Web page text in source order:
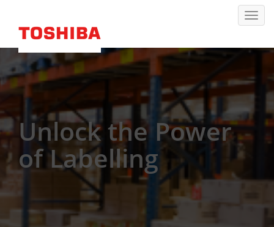
Unlock the Power
of Labelling